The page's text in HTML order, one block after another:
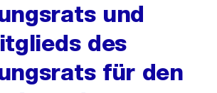
und
des
für den